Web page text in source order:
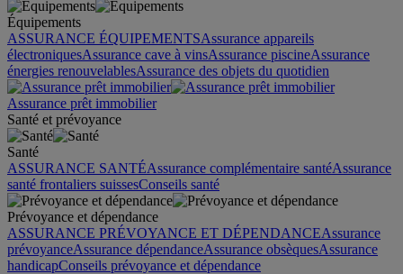
Équipements
ASSURANCE ÉQUIPEMENTSAssurance appareils
électroniquesAssurance cave à vinsAssurance piscineAssurance
énergies renouvelablesAssurance des objets du quotidien
Assurance prêt immobilier
Santé et prévoyance
Santé
ASSURANCE SANTÉAssurance complémentaire santéAssurance
santé frontaliers suissesConseils santé
Prévoyance et dépendance
ASSURANCE PRÉVOYANCE ET DÉPENDANCEAssurance
prévoyanceAssurance dépendanceAssurance obsèquesAssurance
handicapConseils prévoyance et dépendance